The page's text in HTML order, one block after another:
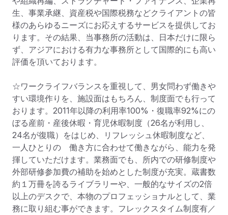
生、事業承継、資産税や国際税務などクライアントの皆
様のあらゆるニーズにお応えするサービスを提供してお
ります。その結果、当事務所の活動は、日本だけに限ら
ず、アジアにおける有力な事務所として国際的にも高い
評価を頂いております。
☆ワークライフバランスを重視して、男女問わず働きや
すい環境作りを、施設面はもちろん、制度面でも行って
おります。2011年以降の利用率100%・復職率92%にの
ぼる産前・産後休暇・育児休暇制度（26名が利用し、
24名が復職）をはじめ、リフレッシュ休暇制度など、
一人ひとりの　働き方に合わせて働きながら、能力を発
揮していただけます。業務面でも、所内での研修制度や
外部研修参加費の補助を始めとした制度が充実。蔵書数
約１万冊を誇るライブラリーや、一般的なサイズの2倍
以上のデスクで、本物のプロフェッショナルとして、業
務に取り組む事ができます。フレックスタイム制度有／